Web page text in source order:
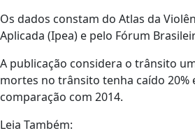
Os dados constam do Atlas da
Aplicada (Ipea) e pelo Fórum
A publicação considera o trânsito
mortes no trânsito tenha caído 20%
comparação com 2014.
Leia Também: